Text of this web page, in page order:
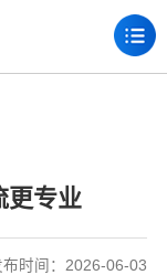
更专业
布时间：2026-06-03